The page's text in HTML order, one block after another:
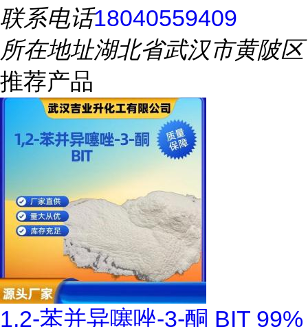
联系电话18040559409
所在地址湖北省武汉市黄陂区
推荐产品
1,2-苯并异噻唑-3-酮 BIT 99%